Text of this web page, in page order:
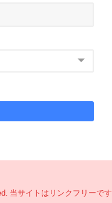
当サイトはリンクフリーです